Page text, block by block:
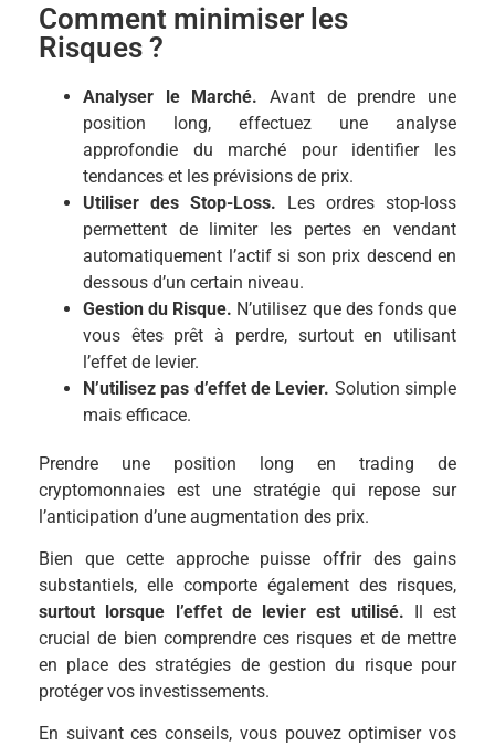
Comment minimiser les
Risques ?
Analyser le Marché. Avant de prendre une
position long, effectuez une analyse
approfondie du marché pour identifier les
tendances et les prévisions de prix.
Utiliser des Stop-Loss. Les ordres stop-loss
permettent de limiter les pertes en vendant
automatiquement l’actif si son prix descend en
dessous d’un certain niveau.
Gestion du Risque. N’utilisez que des fonds que
vous êtes prêt à perdre, surtout en utilisant
l’effet de levier.
N’utilisez pas d’effet de Levier. Solution simple
mais efficace.
Prendre une position long en trading de
cryptomonnaies est une stratégie qui repose sur
l’anticipation d’une augmentation des prix.
Bien que cette approche puisse offrir des gains
substantiels, elle comporte également des risques,
surtout lorsque l’effet de levier est utilisé. Il est
crucial de bien comprendre ces risques et de mettre
en place des stratégies de gestion du risque pour
protéger vos investissements.
En suivant ces conseils, vous pouvez optimiser vos